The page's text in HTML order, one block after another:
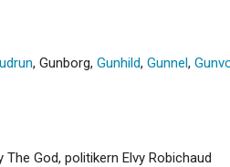
, Gunborg, Gunhild, Gunnel,
God, politikern Elvy Robichaud